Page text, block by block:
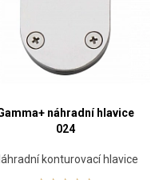
náhradní hlavice
024
konturovací hlavice